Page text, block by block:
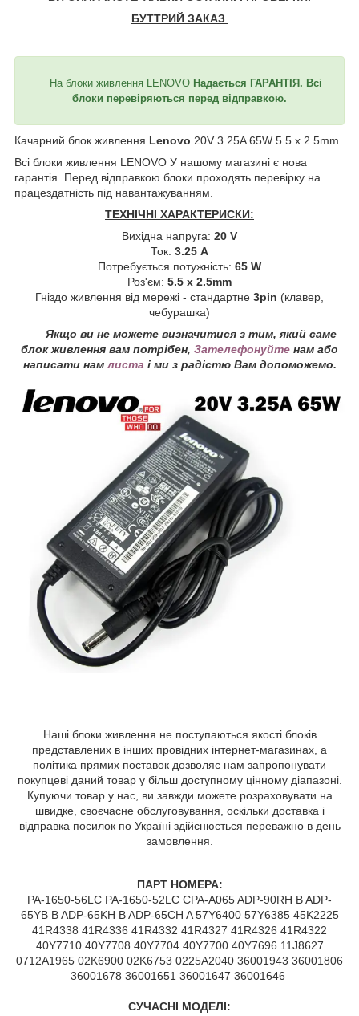
БУТТРИЙ ЗАКАЗ
На блоки живлення LENOVO Надається ГАРАНТІЯ. Всі
блоки перевіряються перед відправкою.
Качарний блок живлення Lenovo 20V 3.25A 65W 5.5 х 2.5mm
Всі блоки живлення LENOVO У нашому магазині є нова
гарантія. Перед відправкою блоки проходять перевірку на
працездатність під навантажуванням.
ТЕХНІЧНІ ХАРАКТЕРИСКИ:
Вихідна напруга: 20 V
Ток: 3.25 A
Потребується потужність: 65 W
Роз'єм: 5.5 x 2.5mm
Гніздо живлення від мережі - стандартне 3pin (клавер,
чебурашка)
Якщо ви не можете визначитися з тим, який саме
блок живлення вам потрібен, Зателефонуйте нам або
написати нам листа і ми з радістю Вам допоможемо.
Наші блоки живлення не поступаються якості блоків
представлених в інших провідних інтернет-магазинах, а
політика прямих поставок дозволяє нам запропонувати
покупцеві даний товар у більш доступному цінному діапазоні.
Купуючи товар у нас, ви завжди можете розраховувати на
швидке, своєчасне обслуговування, оскільки доставка і
відправка посилок по Україні здійснюється переважно в день
замовлення.
ПАРТ НОМЕРА:
PA-1650-56LC PA-1650-52LC CPA-A065 ADP-90RH B ADP-
65YB B ADP-65KH B ADP-65CH A 57Y6400 57Y6385 45K2225
41R4338 41R4336 41R4332 41R4327 41R4326 41R4322
40Y7710 40Y7708 40Y7704 40Y7700 40Y7696 11J8627
0712A1965 02K6900 02K6753 0225A2040 36001943 36001806
36001678 36001651 36001647 36001646
СУЧАСНІ МОДЕЛІ: